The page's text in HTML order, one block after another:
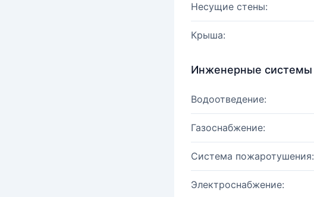
Несущие стены:
Крыша:
Инженерные системы
Водоотведение:
Газоснабжение:
Система пожаротушения:
Электроснабжение: